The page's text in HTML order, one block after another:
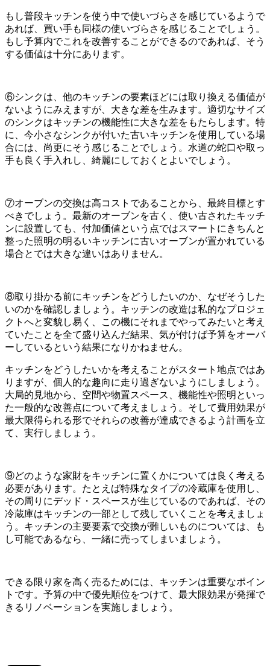
もし普段キッチンを使う中で使いづらさを感じているようで
あれば、買い手も同様の使いづらさを感じることでしょう。
もし予算内でこれを改善することができるのであれば、そう
する価値は十分にあります。
⑥シンクは、他のキッチンの要素ほどには取り換える価値が
ないようにみえますが、大きな差を生みます。適切なサイズ
のシンクはキッチンの機能性に大きな差をもたらします。特
に、今小さなシンクが付いた古いキッチンを使用している場
合には、尚更にそう感じることでしょう。水道の蛇口や取っ
手も良く手入れし、綺麗にしておくとよいでしょう。
⑦オーブンの交換は高コストであることから、最終目標とす
べきでしょう。最新のオーブンを古く、使い古されたキッチ
ンに設置しても、付加価値という点ではスマートにきちんと
整った照明の明るいキッチンに古いオーブンが置かれている
場合とでは大きな違いはありません。
⑧取り掛かる前にキッチンをどうしたいのか、なぜそうした
いのかを確認しましょう。キッチンの改造は私的なプロジェ
クトへと変貌し易く、この機にそれまでやってみたいと考え
ていたことを全て盛り込んだ結果、気が付けば予算をオーバ
ーしているという結果になりかねません。
キッチンをどうしたいかを考えることがスタート地点ではあ
りますが、個人的な趣向に走り過ぎないようにしましょう。
大局的見地から、空間や物置スペース、機能性や照明といっ
た一般的な改善点について考えましょう。そして費用効果が
最大限得られる形でそれらの改善が達成できるよう計画を立
て、実行しましょう。
⑨どのような家財をキッチンに置くかについては良く考える
必要があります。たとえば特殊なタイプの冷蔵庫を使用し、
その周りにデッド・スペースが生じているのであれば、その
冷蔵庫はキッチンの一部として残していくことを考えましょ
う。キッチンの主要要素で交換が難しいものについては、も
し可能であるなら、一緒に売ってしまいましょう。
できる限り家を高く売るためには、キッチンは重要なポイン
トです。予算の中で優先順位をつけて、最大限効果が発揮で
きるリノベーションを実施しましょう。